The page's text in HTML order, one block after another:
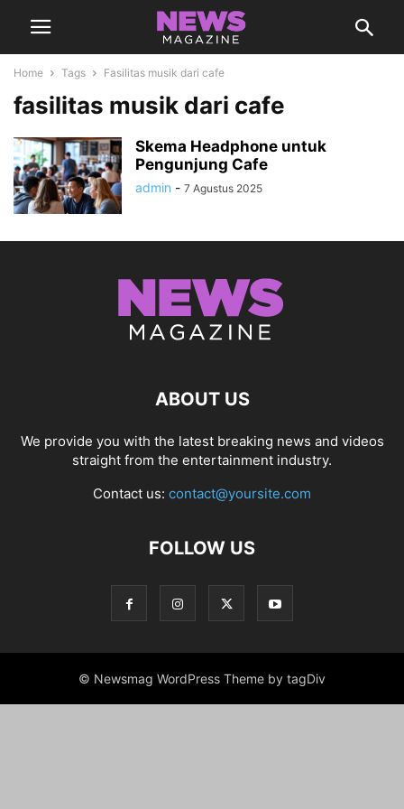
Home Tags Fasilitas musik dari cafe
fasilitas musik dari cafe
Skema Headphone untuk
Pengunjung Cafe
admin - 7 Agustus 2025
ABOUT US
We provide you with the latest breaking news and videos
straight from the entertainment industry.
Contact us: contact@yoursite.com
FOLLOW US
© Newsmag WordPress Theme by tagDiv